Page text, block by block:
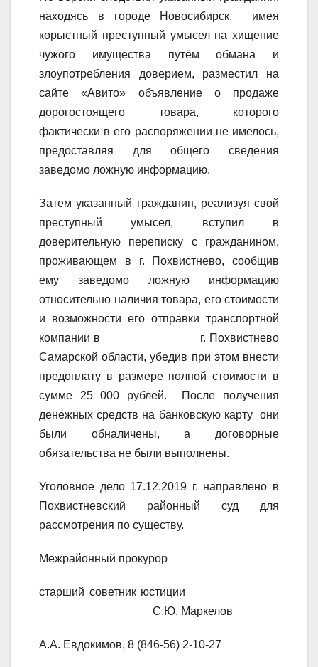
находясь в городе Новосибирск, имея
корыстный преступный умысел на хищение
чужого имущества путём обмана и
злоупотребления доверием, разместил на
сайте «Авито» объявление о продаже
дорогостоящего товара, которого
фактически в его распоряжении не имелось,
предоставляя для общего сведения
заведомо ложную информацию.
Затем указанный гражданин, реализуя свой
преступный умысел, вступил в
доверительную переписку с гражданином,
проживающем в г. Похвистнево, сообщив
ему заведомо ложную информацию
относительно наличия товара, его стоимости
и возможности его отправки транспортной
компании в г. Похвистнево
Самарской области, убедив при этом внести
предоплату в размере полной стоимости в
сумме 25 000 рублей. После получения
денежных средств на банковскую карту они
были обналичены, а договорные
обязательства не были выполнены.
Уголовное дело 17.12.2019 г. направлено в
Похвистневский районный суд для
рассмотрения по существу.
Межрайонный прокурор
старший советник юстиции
С.Ю. Маркелов
А.А. Евдокимов, 8 (846-56) 2-10-27